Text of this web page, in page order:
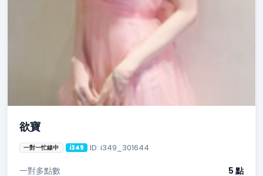
欲寶
一對一忙線中 i349 ID: i349_301644
一對多點數
5 點